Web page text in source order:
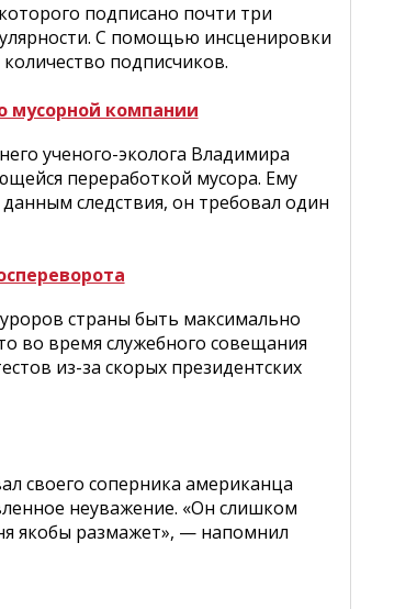
подписано почти три
С помощью инсценировки
подписчиков.
мусорной компании
ученого-эколога Владимира
переработкой мусора. Ему
следствия, он требовал один
страны быть максимально
во время служебного совещания
из-за скорых президентских
своего соперника американца
неуважение. «Он слишком
якобы размажет», — напомнил